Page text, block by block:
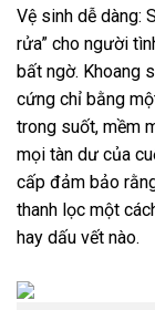
Vệ sinh dễ dàng:
rửa” cho người
bất ngờ. Khoang
cứng chỉ bằng
trong suốt, mềm
mọi tàn dư của
cấp đảm bảo
thanh lọc một
hay dấu vết nào.